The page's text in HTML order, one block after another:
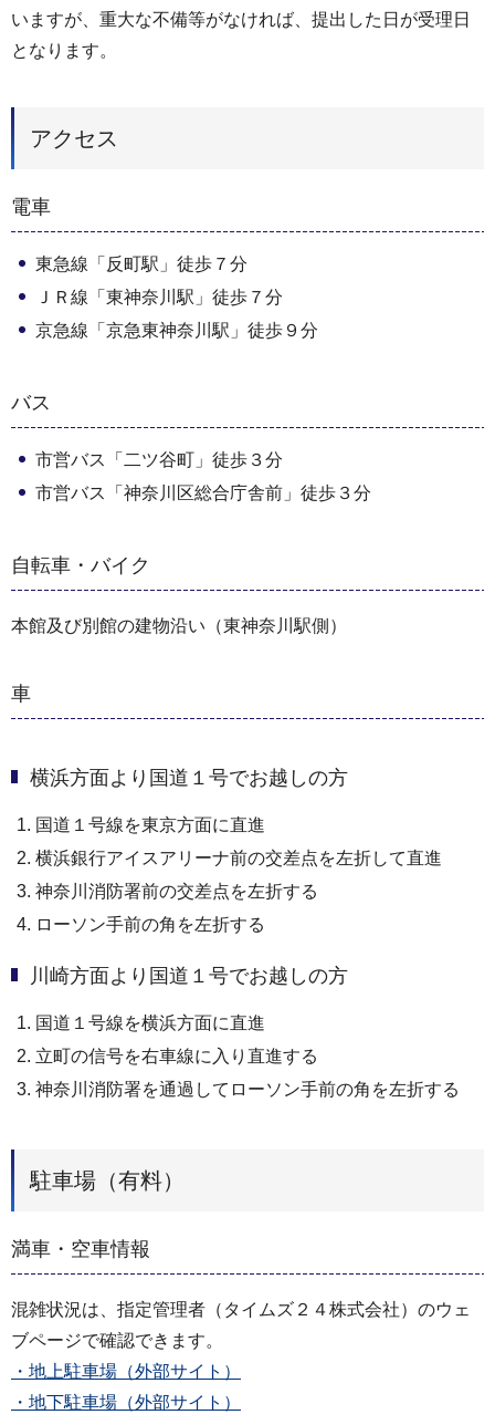
いますが、重大な不備等がなければ、提出した日が受理日
となります。
アクセス
電車
東急線「反町駅」徒歩７分
ＪＲ線「東神奈川駅」徒歩７分
京急線「京急東神奈川駅」徒歩９分
バス
市営バス「二ツ谷町」徒歩３分
市営バス「神奈川区総合庁舎前」徒歩３分
自転車・バイク
本館及び別館の建物沿い（東神奈川駅側）
車
横浜方面より国道１号でお越しの方
国道１号線を東京方面に直進
横浜銀行アイスアリーナ前の交差点を左折して直進
神奈川消防署前の交差点を左折する
ローソン手前の角を左折する
川崎方面より国道１号でお越しの方
国道１号線を横浜方面に直進
立町の信号を右車線に入り直進する
神奈川消防署を通過してローソン手前の角を左折する
駐車場（有料）
満車・空車情報
混雑状況は、指定管理者（タイムズ２４株式会社）のウェ
ブページで確認できます。
・地上駐車場（外部サイト）
・地下駐車場（外部サイト）